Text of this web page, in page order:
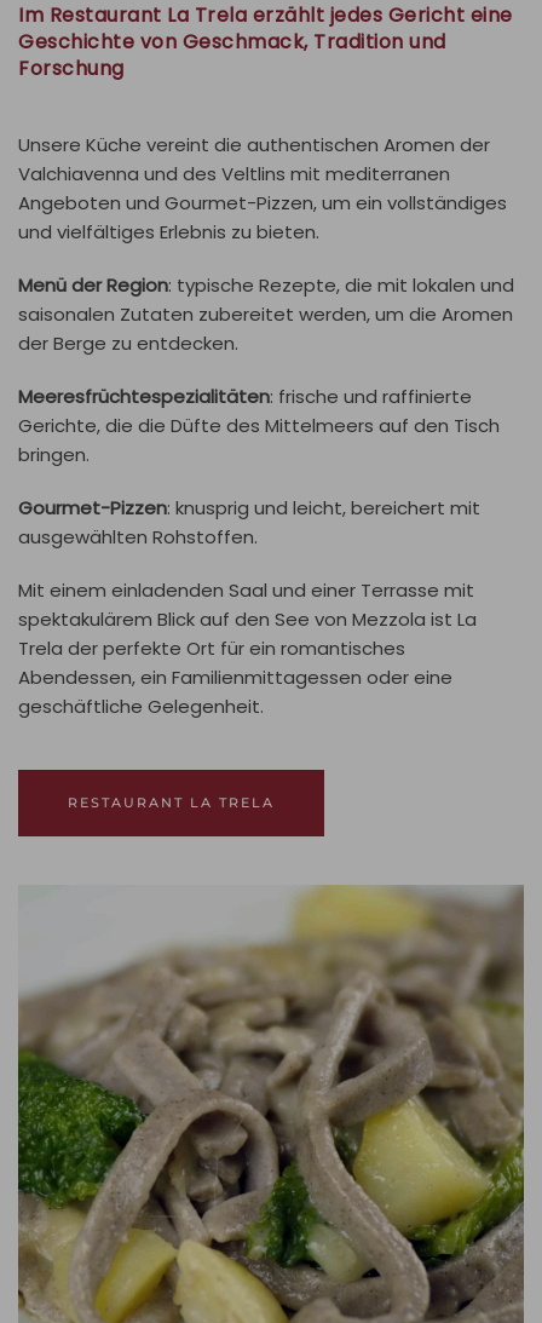
Im Restaurant La Trela erzählt jedes Gericht eine
Geschichte von Geschmack, Tradition und
Forschung
Unsere Küche vereint die authentischen Aromen der
Valchiavenna und des Veltlins mit mediterranen
Angeboten und Gourmet-Pizzen, um ein vollständiges
und vielfältiges Erlebnis zu bieten.
Menü der Region: typische Rezepte, die mit lokalen und
saisonalen Zutaten zubereitet werden, um die Aromen
der Berge zu entdecken.
Meeresfrüchtespezialitäten: frische und raffinierte
Gerichte, die die Düfte des Mittelmeers auf den Tisch
bringen.
Gourmet-Pizzen: knusprig und leicht, bereichert mit
ausgewählten Rohstoffen.
Mit einem einladenden Saal und einer Terrasse mit
spektakulärem Blick auf den See von Mezzola ist La
Trela der perfekte Ort für ein romantisches
Abendessen, ein Familienmittagessen oder eine
geschäftliche Gelegenheit.
RESTAURANT LA TRELA